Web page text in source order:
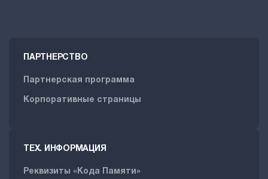
ПАРТНЕРСТВО
Партнерская программа
Корпоративные страницы
ТЕХ. ИНФОРМАЦИЯ
Реквизиты «Кода Памяти»